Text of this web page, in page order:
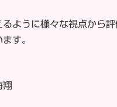
ように様々な視点から
す。